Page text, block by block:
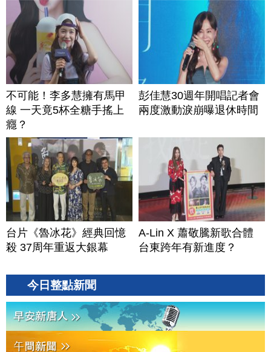
不可能！李多慧擁有馬甲
線 一天竟5杯全糖手搖上
癮？
彭佳慧30週年開唱記者會
兩度激動淚崩曝退休時間
台片《魯冰花》經典回憶
殺 37周年重返大銀幕
A-Lin X 蕭敬騰新歌合體
台東跨年有新進度？
今日整點新聞